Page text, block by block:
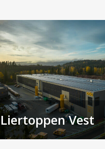
Liertoppen Vest